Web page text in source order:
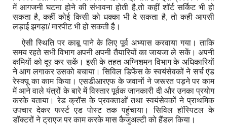
में आगजनी घटना होने की संभावना होती है,तो कहीं शॉर्ट सर्किट भी हो
सकता है,कहीं कोई किसी को धक्का भी दे सकता है,तो कही आपसी
लड़ाई झगड़ा/ मारपीट भी हो सकती है।
ऐसी स्थिति पर काबू पाने के लिए पूर्व अभ्यास करवाया गया। ताकि
समय रहते सभी विभाग अपनी अपनी तैयारियों का जायजा ले सकें। अपनी
कमियों को दूर कर सकें। इसी के तहत अग्निशमन विभाग के अधिकारियों
ने आग लगाकर उसको बचाया। सिविल डिफेंस के स्वयंसेवकों ने सर्च एंड
रेस्क्यू का काम किया। एसडीआरएफ के जवानों ने जरूरत पड़ने पर काम
में आने वाले यंत्रों के बारे में विस्तार पूर्वक जानकारी दी और उनका प्रयोग
करके बताया। रेड क्रॉस के प्रवक्ताओं तथा स्वयंसेवकों ने प्राथमिक
उपचार देकर फर्स्ट एड पोस्ट तक पहुंचाया। सिविल हॉस्पिटल के
डॉक्टरों ने ट्राएज पर काम करके मास कैजुअल्टी को हैंडल किया।